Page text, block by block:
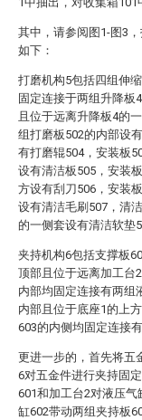
其中，请参阅图1-图3
如下：
打磨机构5包括四组伸
固定连接于两组升降板
且位于远离升降板4的
组打磨板502的内部设
有打磨辊504，安装板
设有清洁板505，安装
方设有刮刀506，安装
设有清洁毛刷507，清
的一侧套设有清洁软垫
夹持机构6包括支撑板
顶部且位于远离加工台
内部均固定连接有两组
内部且位于底座1的上
603的内侧均固定连接
更进一步的，首先将五
6对五金件进行夹持固
601和加工台2对液压
缸602带动两组夹持板